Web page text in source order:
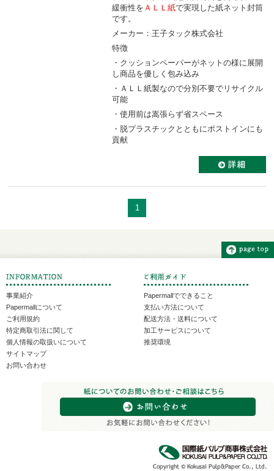
緩衝性を ＡＬＬ紙で実現した紙ネット封筒
です。
メーカー：王子タック株式会社
特徴
・クッションペーパーがネットの様に展開
し商品を優しく包み込み
・ＡＬＬ紙製なので分別不要でリサイクル
可能
・使用前は嵩張らず省スペース
・脱プラスチックとともにポストインにも
貢献
1
事業紹介
Papermallについて
ご利用規約
特定商取引法に関して
個人情報の取扱いについて
サイトマップ
お問い合わせ
Papermallでできること
支払い方法について
配送方法・送料について
加工サービスについて
推奨環境